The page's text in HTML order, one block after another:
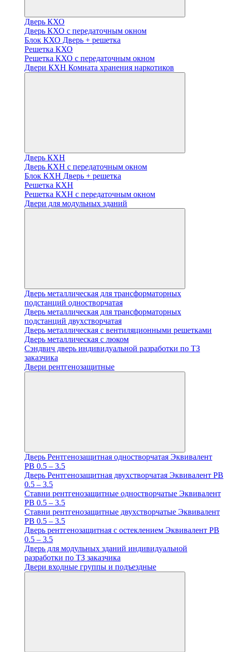
Дверь КХО
Дверь КХО с передаточным окном
Блок КХО Дверь + решетка
Решетка КХО
Решетка КХО с передаточным окном
Двери КХН Комната хранения наркотиков
Дверь КХН
Дверь КХН с передаточным окном
Блок КХН Дверь + решетка
Решетка КХН
Решетка КХН с передаточным окном
Двери для модульных зданий
Дверь металлическая для трансформаторных
подстанций одностворчатая
Дверь металлическая для трансформаторных
подстанций двухстворчатая
Дверь металлическая с вентиляционными решетками
Дверь металлическая с люком
Cэндвич дверь индивидуальной разработки по ТЗ
заказчика
Двери рентгенозащитные
Дверь Рентгенозащитная одностворчатая Эквивалент
PB 0.5 – 3.5
Дверь Рентгенозащитная двухстворчатая Эквивалент PB
0.5 – 3.5
Ставни рентгенозащитные одностворчатые Эквивалент
PB 0.5 – 3.5
Ставни рентгенозащитные двухстворчатые Эквивалент
PB 0.5 – 3.5
Дверь рентгенозащитная с остеклением Эквивалент PB
0.5 – 3.5
Дверь для модульных зданий индивидуальной
разработки по ТЗ заказчика
Двери входные группы и подъездные